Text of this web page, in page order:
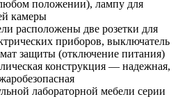
положении), лампу для
камеры
расположены две розетки для
приборов, выключатель
защиты (отключение питания)
конструкция — надежная,
лабораторной мебели серии